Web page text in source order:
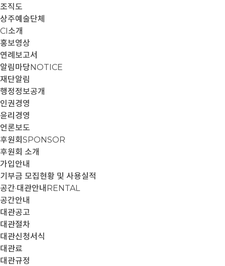
조직도
상주예술단체
CI소개
홍보영상
연례보고서
알림마당NOTICE
재단알림
행정정보공개
인권경영
윤리경영
언론보도
후원회 SPONSOR
후원회 소개
가입안내
기부금 모집현황 및 사용실적
공간·대관안내 RENTAL
공간안내
대관공고
대관절차
대관신청서식
대관료
대관규정